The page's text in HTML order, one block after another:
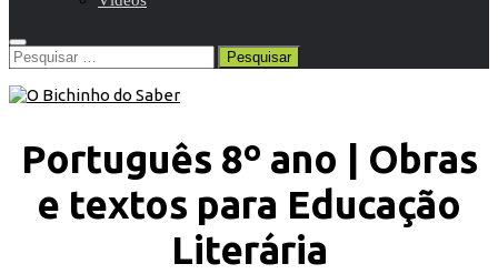
Pesquisar
por:
Português 8º ano | Obras
e textos para Educação
Literária